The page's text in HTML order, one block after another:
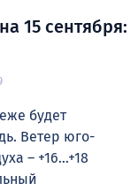
15 сентября:
будет
Ветер юго-
– +16…+18